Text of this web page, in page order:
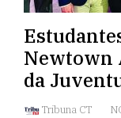
Newtown
da
Tribuna CT